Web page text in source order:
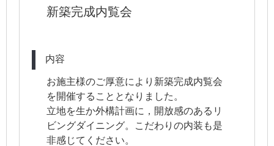
新築完成内覧会
内容
お施主様のご厚意により新築完成内覧会
を開催することとなりました。
立地を生か外構計画に，開放感のあるリ
ビングダイニング。こだわりの内装も是
非感じてください。